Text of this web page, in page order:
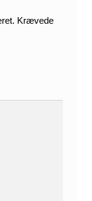
Krævede